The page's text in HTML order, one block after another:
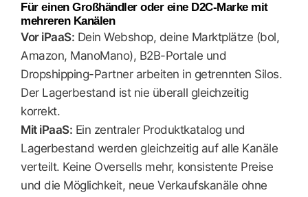
Für einen Großhändler oder eine D2C-Marke mit
mehreren Kanälen
Vor iPaaS: Dein Webshop, deine Marktplätze (bol,
Amazon, ManoMano), B2B-Portale und
Dropshipping-Partner arbeiten in getrennten Silos.
Der Lagerbestand ist nie überall gleichzeitig
korrekt.
Mit iPaaS: Ein zentraler Produktkatalog und
Lagerbestand werden gleichzeitig auf alle Kanäle
verteilt. Keine Oversells mehr, konsistente Preise
und die Möglichkeit, neue Verkaufskanäle ohne